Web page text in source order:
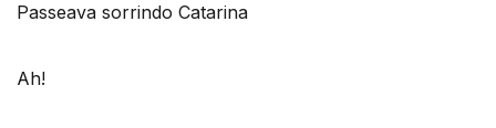
Passeava sorrindo Catarina
Ah!